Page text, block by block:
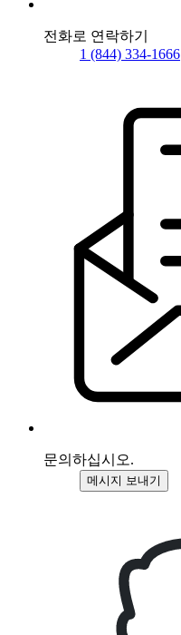
전화로 연락하기
1 (844) 334-1666
문의하십시오.
메시지 보내기